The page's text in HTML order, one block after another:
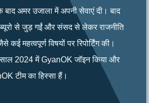
अमर उजाला में अपनी सेवाएं दी। बाद
से जुड़ गईं और संसद से लेकर राजनीति
महत्वपूर्ण विषयों पर रिपोर्टिंग की।
साल 2024 में GyanOK जॉइन किया और
टीम का हिस्सा हैं।